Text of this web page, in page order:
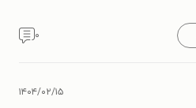
۰
۱۴۰۴/۰۲/۱۵